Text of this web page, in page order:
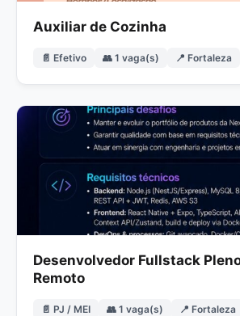
Auxiliar de Cozinha
📄 Efetivo 👥 1 vaga(s) 📍 Fortaleza
Desenvolvedor Fullstack
Remoto
📄 PJ / MEI 👥 1 vaga(s) 📍 Fortaleza